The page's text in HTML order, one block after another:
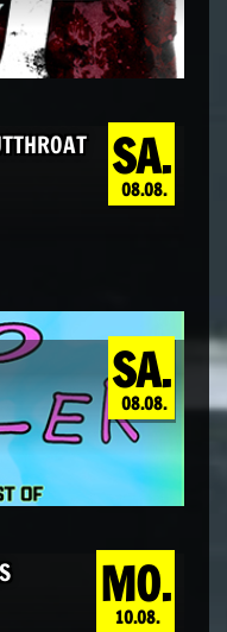
SA.
08.08.
SA.
08.08.
MO.
10.08.